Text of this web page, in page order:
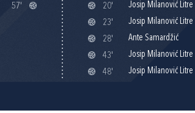
57' 20'
Josip Milanović Litre
23'
Josip Milanović Litre
28'
Ante Samardžić
43'
Josip Milanović Litre
48'
Josip Milanović Litre